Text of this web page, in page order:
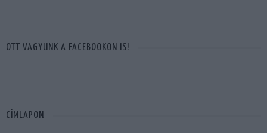
OTT VAGYUNK A FACEBOOKON IS!
CÍMLAPON